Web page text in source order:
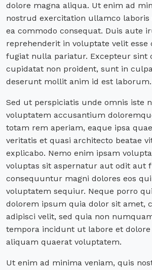
dolore magna aliqua. Ut enim ad
nostrud exercitation ullamco
ea commodo consequat. Duis aute
reprehenderit in voluptate velit
fugiat nulla pariatur. Excepteur sint
cupidatat non proident, sunt in
deserunt mollit anim id est laborum.
Sed ut perspiciatis unde omnis iste
voluptatem accusantium
totam rem aperiam, eaque ipsa
veritatis et quasi architecto beatae
explicabo. Nemo enim ipsam
voluptas sit aspernatur aut odit aut
consequuntur magni dolores eos
voluptatem sequiur. Neque porro
dolorem ipsum quia dolor sit amet,
adipisci velit, sed quia non
tempora incidunt ut labore et dolore
aliquam quaerat voluptatem.
Ut enim ad minima veniam, quis